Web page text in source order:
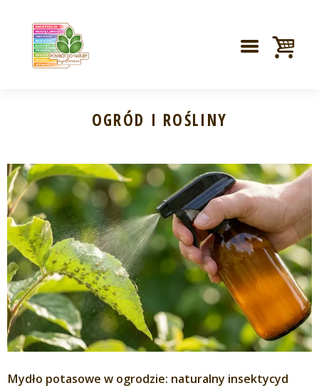
OGRÓD I ROŚLINY
Mydło potasowe w ogrodzie: naturalny insektycyd